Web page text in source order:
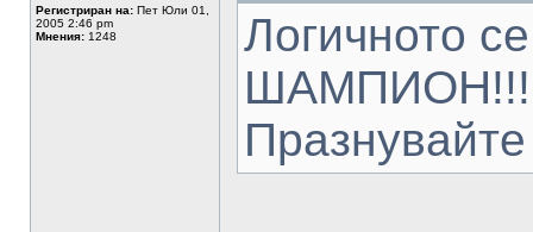
Регистриран на: Пет Юли 01,
2005 2:46 pm
Мнения: 1248
Логичното
ШАМПИОН!!!